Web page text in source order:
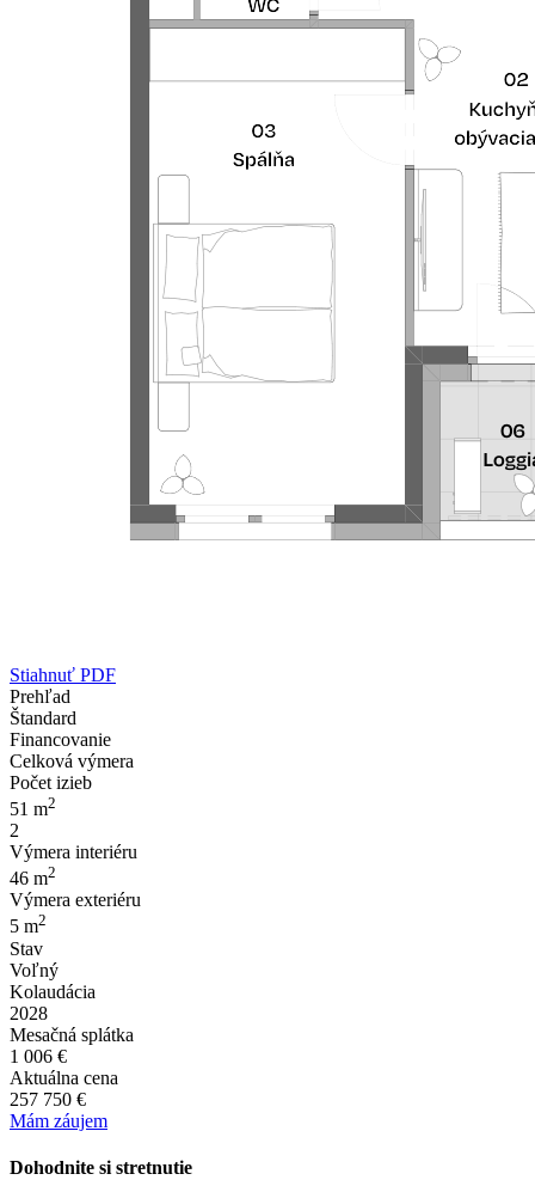
Stiahnuť PDF
Prehľad
Štandard
Financovanie
Celková výmera
Počet izieb
51 m2
2
Výmera interiéru
46 m2
Výmera exteriéru
5 m2
Stav
Voľný
Kolaudácia
2028
Mesačná splátka
1 006 €
Aktuálna cena
257 750 €
Mám záujem
Dohodnite si stretnutie